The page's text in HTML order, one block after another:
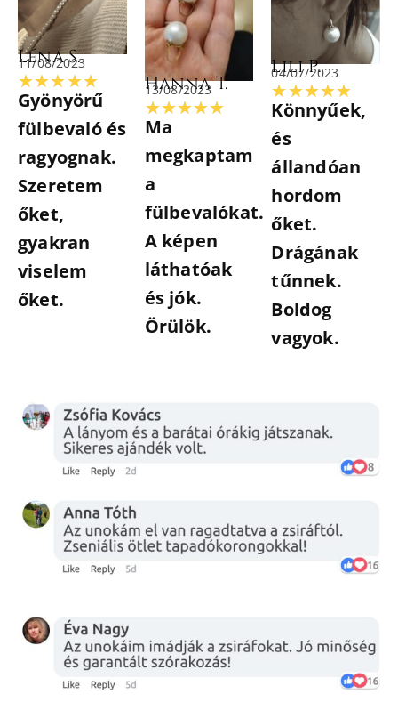
Léna S.
11/08/2023
★★★★★ Rated
5
out
of
5
Gyönyörű
fülbevaló és
ragyognak.
Szeretem
őket,
gyakran
viselem
őket.
Hanna T.
13/08/2023
★★★★★ Rated
out
5
Ma
megkaptam
a
fülbevalókat.
A képen
láthatóak
és jók.
Örülök.
Lili P.
04/07/2023
★★★★★
5
of
Könnyűek,
és
állandóan
hordom
őket.
Drágának
tűnnek.
Boldog
vagyok.